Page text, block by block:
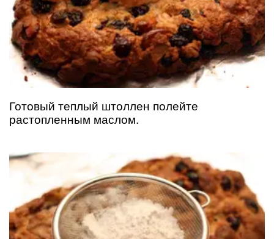
Готовый теплый штоллен полейте
растопленным маслом.